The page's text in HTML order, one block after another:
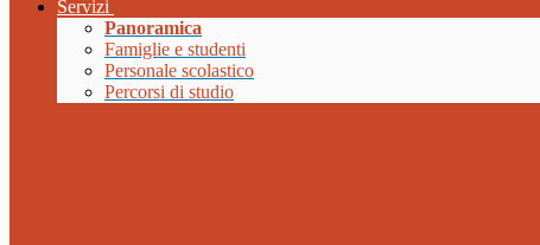
Servizi
Panoramica
Famiglie e studenti
Personale scolastico
Percorsi di studio